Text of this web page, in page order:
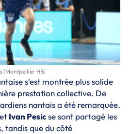
(Montpellier HB)
s'est montrée plus solide
prestation collective. De
nantais a été remarquée.
et Ivan Pesicse sont partagé les
tandis que du côté